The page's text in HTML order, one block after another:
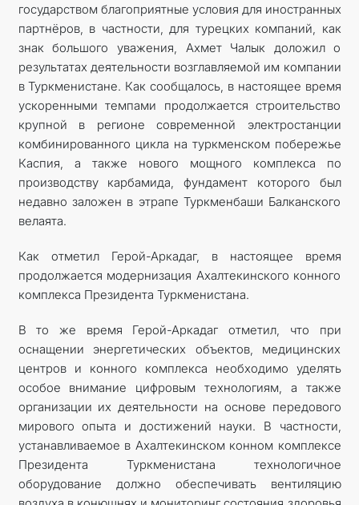
государством благоприятные условия для иностранных
партнёров, в частности, для турецких компаний, как
знак большого уважения, Ахмет Чалык доложил о
результатах деятельности возглавляемой им компании
в Туркменистане. Как сообщалось, в настоящее время
ускоренными темпами продолжается строительство
крупной в регионе современной электростанции
комбинированного цикла на туркменском побережье
Каспия, а также нового мощного комплекса по
производству карбамида, фундамент которого был
недавно заложен в этрапе Туркменбаши Балканского
велаята.
Как отметил Герой-Аркадаг, в настоящее время
продолжается модернизация Ахалтекинского конного
комплекса Президента Туркменистана.
В то же время Герой-Аркадаг отметил, что при
оснащении энергетических объектов, медицинских
центров и конного комплекса необходимо уделять
особое внимание цифровым технологиям, а также
организации их деятельности на основе передового
мирового опыта и достижений науки. В частности,
устанавливаемое в Ахалтекинском конном комплексе
Президента Туркменистана технологичное
оборудование должно обеспечивать вентиляцию